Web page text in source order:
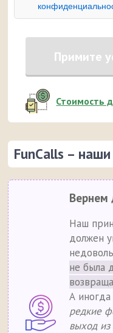
Примите
Стоимость
FunCalls –
Вернем
Наш
должен
не была
А
редкие
выход из